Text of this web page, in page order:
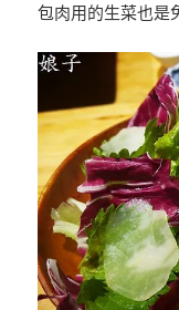
包肉用的生菜也是